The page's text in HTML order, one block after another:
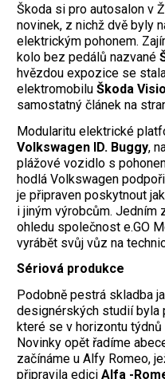
Škoda si pro autosalon v
novinek, z nichž dvě byly
elektrickým pohonem.
kolo bez pedálů nazvané
hvězdou expozice se
elektromobilu Škoda
samostatný článek na
Modularitu elektrické
Volkswagen ID. Buggy,
plážové vozidlo s
hodlá Volkswagen
je připraven poskytnout
i jiným výrobcům. Jedním
ohledu společnost e.GO
vyrábět svůj vůz na
Sériová produkce
Podobně pestrá skladba
designérských studií byla
které se v horizontu
Novinky opět řadíme
začínáme u Alfy Romeo,
připravila edici Alfa -